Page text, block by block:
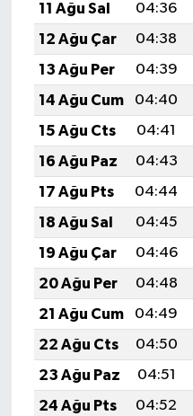
11 Ağu Sal
04:36
12 Ağu Çar
04:38
13 Ağu Per
04:39
14 Ağu Cum
04:40
15 Ağu Cts
04:41
16 Ağu Paz
04:43
17 Ağu Pts
04:44
18 Ağu Sal
04:45
19 Ağu Çar
04:46
20 Ağu Per
04:48
21 Ağu Cum
04:49
22 Ağu Cts
04:50
23 Ağu Paz
04:51
24 Ağu Pts
04:52